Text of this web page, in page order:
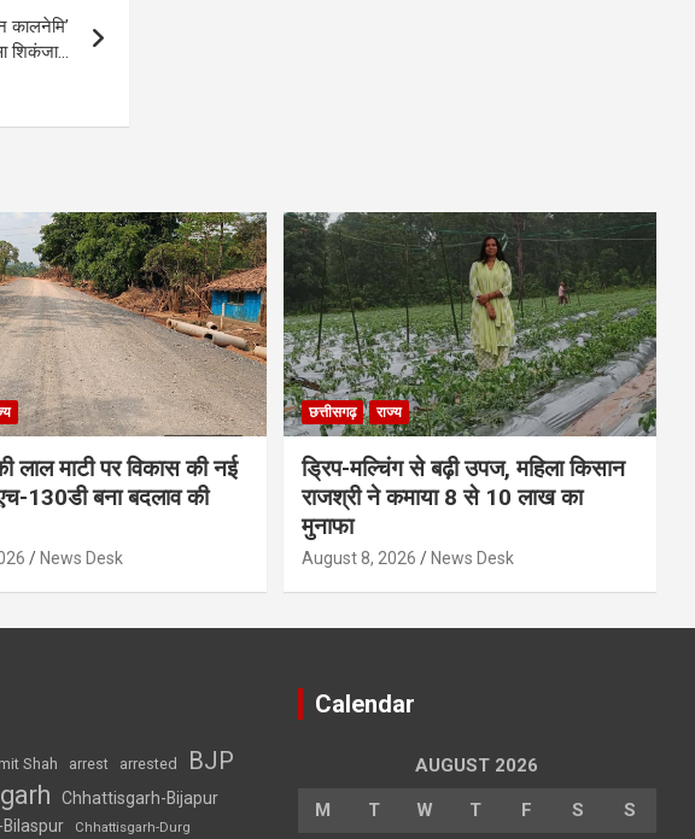
शिकंजा…
लाल माटी पर विकास की नई
130डी बना बदलाव की
News Desk
छत्तीसगढ़ राज्य
ड्रिप-मल्चिंग से बढ़ी उपज, महिला किसान
राजश्री ने कमाया 8 से 10 लाख का
मुनाफा
August 8, 2026 News Desk
Shah arrest arrested BJP
Chhattisgarh-Bijapur
Chhattisgarh-Durg
Calendar
AUGUST 2026
M T W T F S S